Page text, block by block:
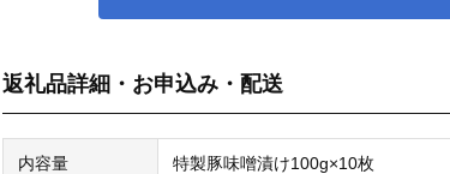
返礼品詳細・お申込み・配送
内容量 特製豚味噌漬け100g×10枚